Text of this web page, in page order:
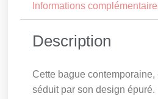
Informations
Description
Cette bague contemporaine,
séduit par son design